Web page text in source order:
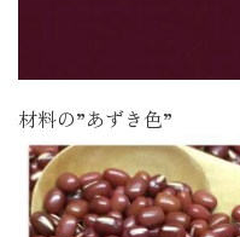
材料の”あずき色”